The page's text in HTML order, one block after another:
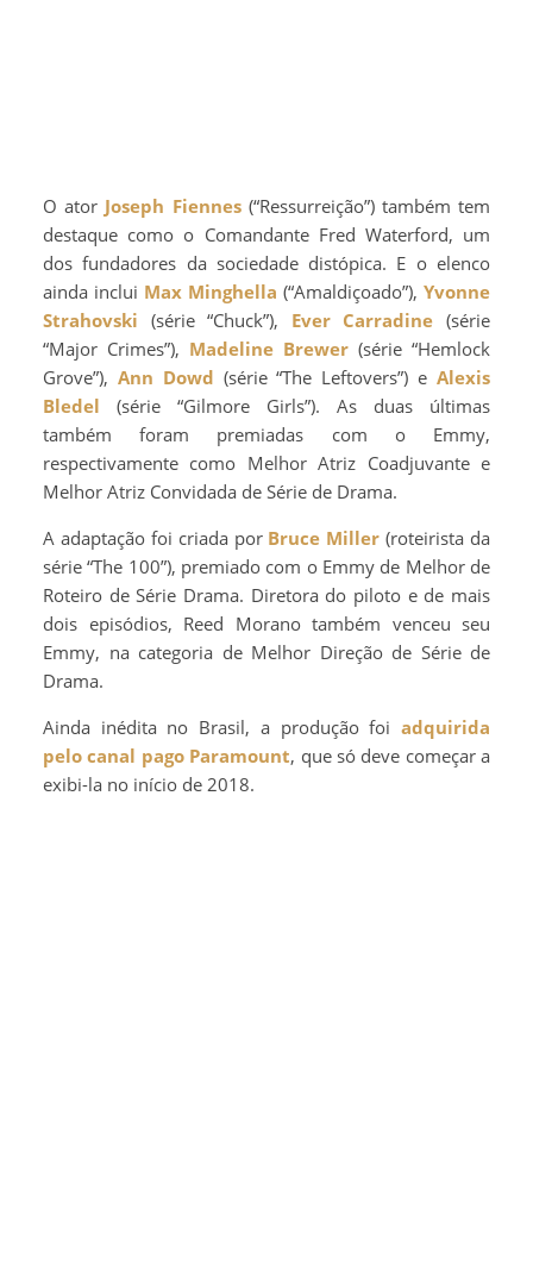
O ator Joseph Fiennes(“Ressurreição”) também tem
destaque como o Comandante Fred Waterford, um
dos fundadores da sociedade distópica. E o elenco
ainda inclui Max Minghella (“Amaldiçoado”), Yvonne
Strahovski (série “Chuck”), Ever Carradine (série
“Major Crimes”), Madeline Brewer (série “Hemlock
Grove”), Ann Dowd (série “The Leftovers”) eAlexis
Bledel (série “Gilmore Girls”). As duas últimas
também foram premiadas com o Emmy,
respectivamente como Melhor Atriz Coadjuvante e
Melhor Atriz Convidada de Série de Drama.
A adaptação foi criada por Bruce Miller (roteirista da
série “The 100”), premiado com o Emmy de Melhor de
Roteiro de Série Drama. Diretora do piloto e de mais
dois episódios, Reed Morano também venceu seu
Emmy, na categoria de Melhor Direção de Série de
Drama.
Ainda inédita no Brasil, a produção foi adquirida
pelo canal pago Paramount, que só deve começar a
exibi-la no início de 2018.